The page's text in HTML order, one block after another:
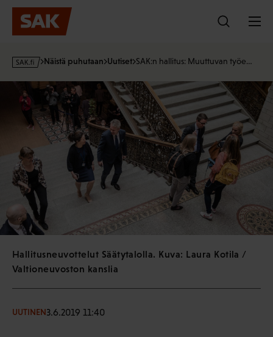
Hyppää
sisältöön
s
Näistä puhutaan Uutiset SAK:n hallitus: Muuttuvan työe…
Hallitusneuvottelut Säätytalolla. Kuva: Laura Kotila /
Valtioneuvoston kanslia
UUTINEN3.6.2019 11:40